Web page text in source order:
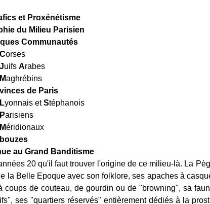
et Proxénétisme
du Milieu Parisien
Communautés
Corses
Juifs Arabes
Maghrébins
de Paris
Lyonnais etStéphanois
Parisiens
Méridionaux
au Grand Banditisme
20 qu'il faut trouver l'origine de ce milieu-là. La
la Belle Epoque avec son folklore, ses apaches à
coups de couteau, de gourdin ou de "browning", sa
ses "quartiers réservés" entièrement dédiés à la